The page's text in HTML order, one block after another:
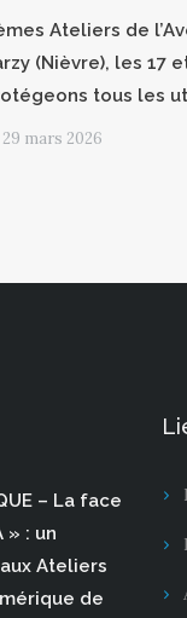
Ateliers de
(Nièvre), les 17
tous les
29 mars 2026
– La face
» : un
Ateliers
de